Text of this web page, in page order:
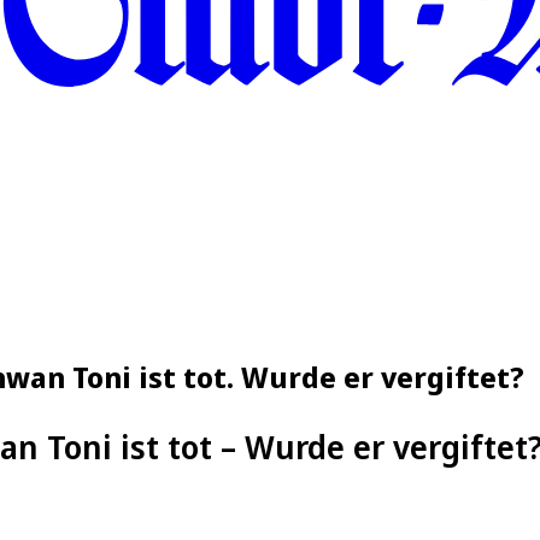
Toni ist tot. Wurde er vergiftet?
Toni ist tot – Wurde er